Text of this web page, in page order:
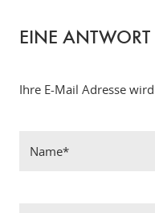
EINE ANTWORT
Ihre E-Mail Adresse